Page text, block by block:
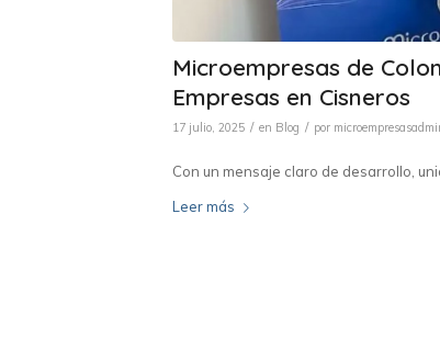
Microempresas de
Empresas en Cisneros
17 julio, 2025 / en Blog / por
Con un mensaje claro de desarrollo,
Leer más